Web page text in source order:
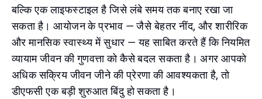
बल्कि एक लाइफस्टाइल है जिसे लंबे समय तक बनाए रखा जा
सकता है। आयोजन के प्रभाव — जैसे बेहतर नींद, और शारीरिक
और मानसिक स्वास्थ्य में सुधार — यह साबित करते हैं कि नियमित
व्यायाम जीवन की गुणवत्ता को कैसे बदल सकता है। अगर आपको
अधिक सक्रिय जीवन जीने की प्रेरणा की आवश्यकता है, तो
डीएफसी एक बड़ी शुरुआत बिंदु हो सकता है।